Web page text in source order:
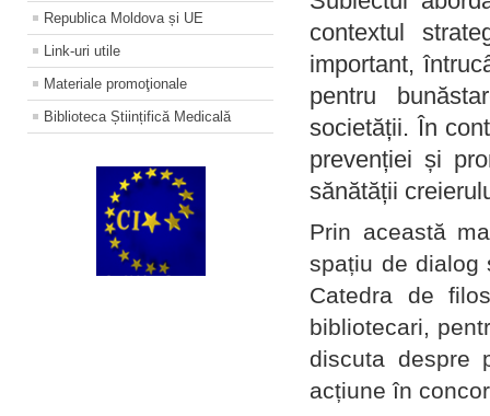
Republica Moldova și UE
Link-uri utile
Materiale promoţionale
Biblioteca Științifică Medicală
contextul
important,
pentru
societății. În
prevenției și
sănătății
Prin această
spațiu de dialog
Catedra de
bibliotecari,
discuta despre
acțiune în